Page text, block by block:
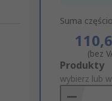
Suma
(bez
Add
to
Basket
Produkty
wybierz lub